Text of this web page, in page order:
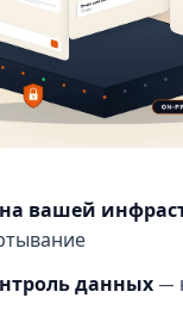
вашей
данных —